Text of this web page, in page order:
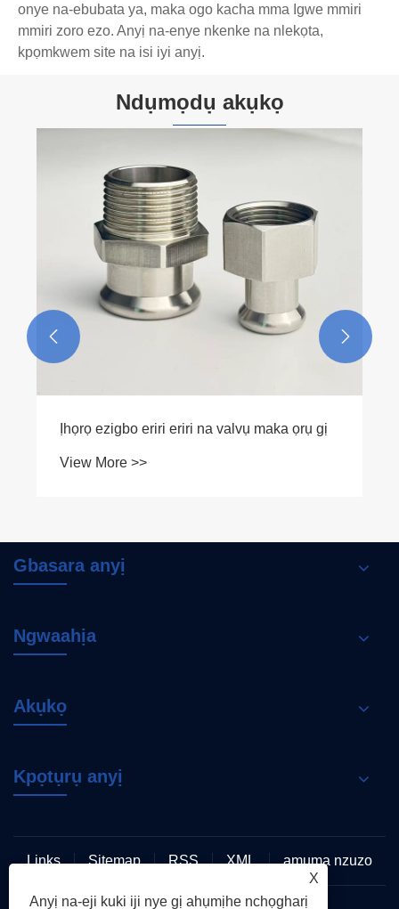
onye na-ebubata ya, maka ogo kacha mma Igwe mmiri
mmiri zoro ezo. Anyị na-enye nkenke na nlekọta,
kpọmkwem site na isi iyi anyị.
Ndụmọdụ akụkọ
Ịhọrọ ezigbo eriri eriri na valvụ maka ọrụ gị
View More >>
 
Gbasara anyị
Ngwaahịa
Akụkọ
Kpọtụrụ anyị
Links Sitemap RSS XML
amụma nzuzo
X
Anyị na-eji kuki iji nye gị ahụmịhe nchọgharị